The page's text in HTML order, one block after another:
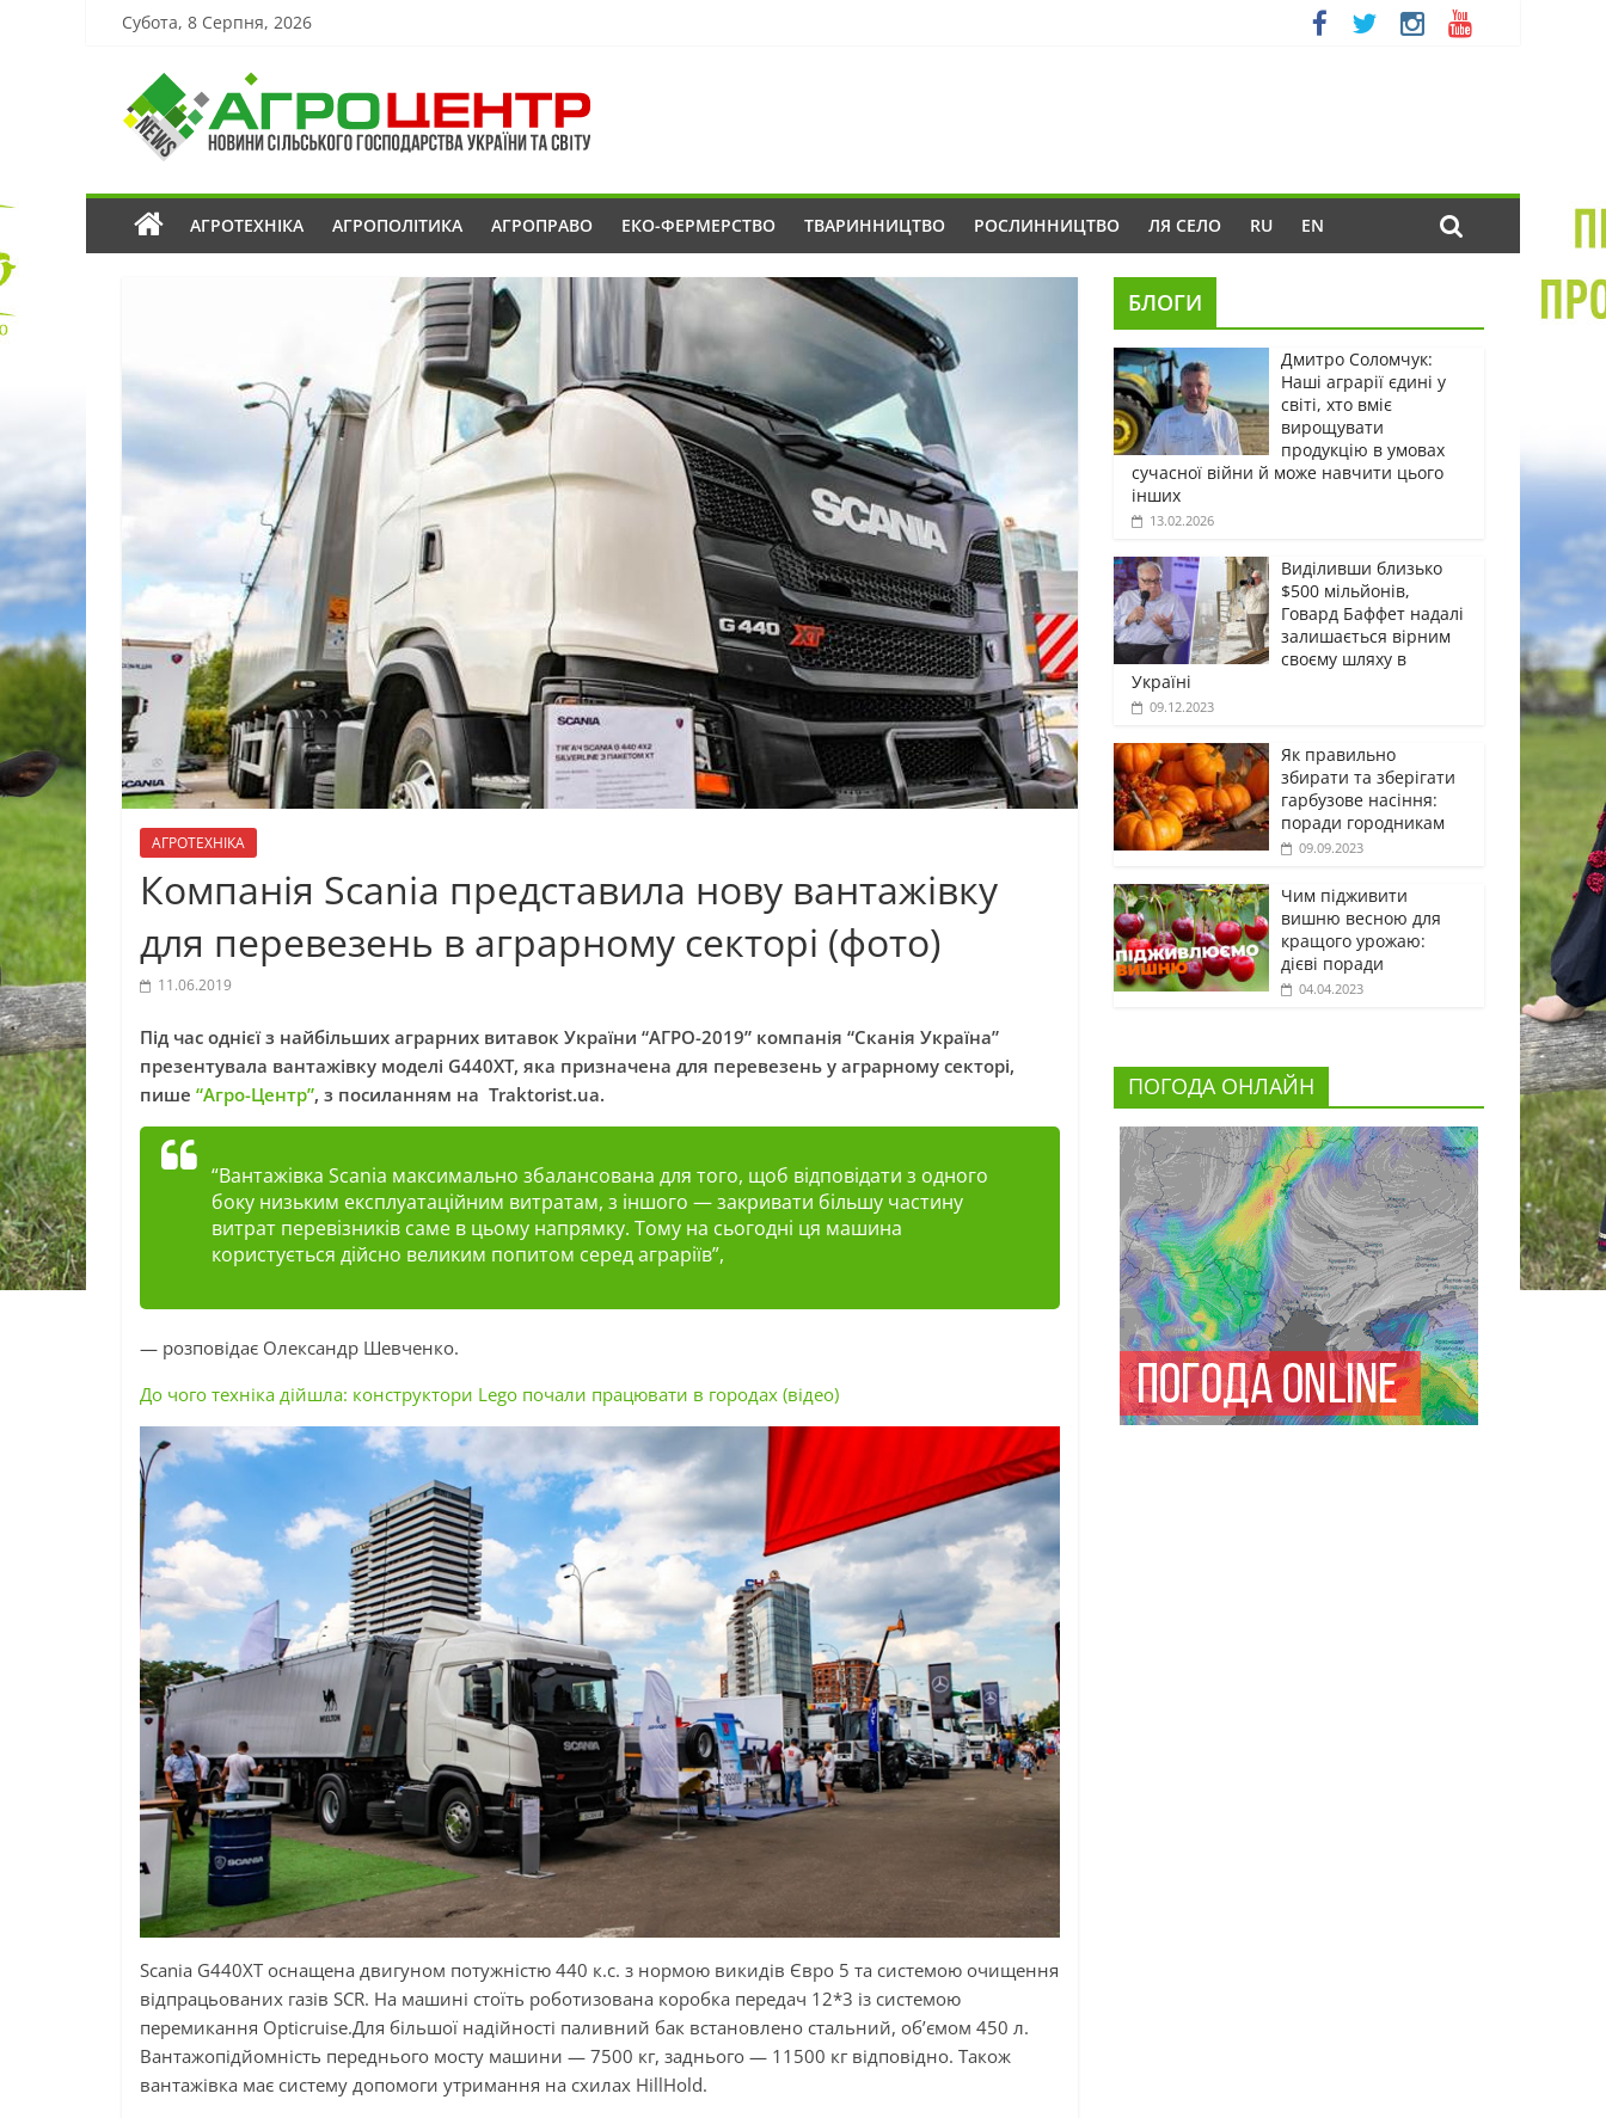
Субота, 8 Серпня, 2026
АГРОТЕХНІКА АГРОПОЛІТИКА АГРОПРАВО ЕКО-ФЕРМЕРСТВО ТВАРИННИЦТВО РОСЛИННИЦТВО ЛЯ СЕЛО RU EN
АГРОТЕХНІКА
Компанія Scania представила нову вантажівку
для перевезень в аграрному секторі (фото)
11.06.2019
Під час однієї з найбільших аграрних витавок України “АГРО-2019” компанія “Сканія Україна”
презентувала вантажівку моделі G440XT, яка призначена для перевезень у аграрному секторі,
пише “Агро-Центр”, з посиланням на Traktorist.ua.
“Вантажівка Scania максимально збалансована для того, щоб відповідати з одного
боку низьким експлуатаційним витратам, з іншого — закривати більшу частину
витрат перевізників саме в цьому напрямку. Тому на сьогодні ця машина
користується дійсно великим попитом серед аграріїв”,
— розповідає Олександр Шевченко.
До чого техніка дійшла: конструктори Lego почали працювати в городах (відео)
Scania G440XT оснащена двигуном потужністю 440 к.с. з нормою викидів Євро 5 та системою очищення
відпрацьованих газів SCR. На машині стоїть роботизована коробка передач 12*3 із системою
перемикання Opticruise.Для більшої надійності паливний бак встановлено стальний, об’ємом 450 л.
Вантажопідйомність переднього мосту машини — 7500 кг, заднього — 11500 кг відповідно. Також
вантажівка має систему допомоги утримання на схилах HillHold.
БЛОГИ
Дмитро Соломчук:
Наші аграрії єдині у
світі, хто вміє
вирощувати
продукцію в умовах
сучасної війни й може навчити цього
інших
13.02.2026
Виділивши близько
$500 мільйонів,
Говард Баффет надалі
залишається вірним
своєму шляху в
Україні
09.12.2023
Як правильно
збирати та зберігати
гарбузове насіння:
поради городникам
09.09.2023
Чим підживити
вишню весною для
кращого урожаю:
дієві поради
04.04.2023
ПОГОДА ОНЛАЙН